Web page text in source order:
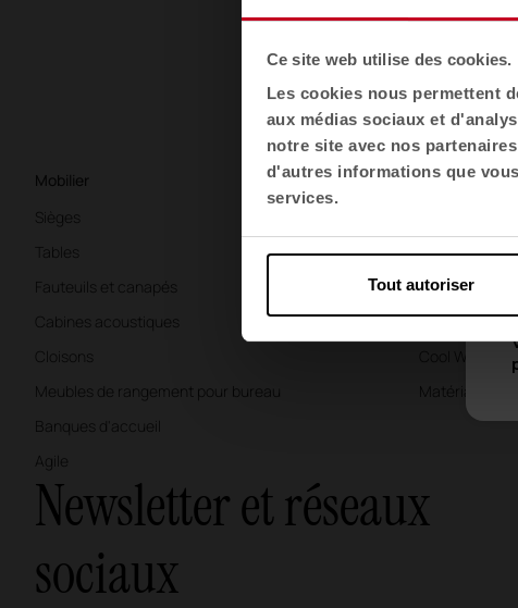
Ce site web utilise des cookies.
Les cookies nous permettent
aux médias sociaux et
notre site avec nos
d'autres informations que
services.
Tout autoriser
Mobilier
Sièges
Tables
Fauteuils et canapés
Cabines acoustiques
Cloisons
Meubles de rangement pour bureau
Banques d'accueil
Agile
Secteurs
Santé
L'éducation
L'hospitalité
Matériaux et
Newsletter et réseaux
sociaux